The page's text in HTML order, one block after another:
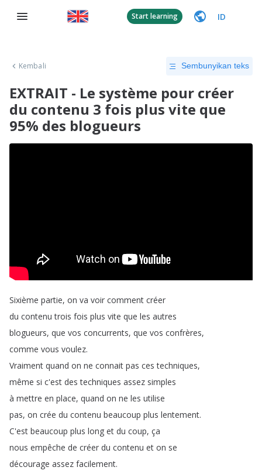
Start learning ID
Kembali Sembunyikan teks
EXTRAIT - Le système pour créer
du contenu 3 fois plus vite que
95% des blogueurs
Sixième partie, on va voir comment créer
du contenu trois fois plus vite que les autres
blogueurs, que vos concurrents, que vos confrères,
comme vous voulez.
Vraiment quand on ne connait pas ces techniques,
même si c'est des techniques assez simples
à mettre en place, quand on ne les utilise
pas, on crée du contenu beaucoup plus lentement.
C'est beaucoup plus long et du coup, ça
nous empêche de créer du contenu et on se
décourage assez facilement.